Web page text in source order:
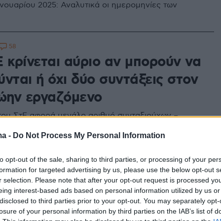
- Do Not Process My Personal Information
opt-out of the sale, sharing to third parties, or processing of your
for targeted advertising by us, please use the below opt-out
selection. Please note that after your opt-out request is processed
interest-based ads based on personal information utilized by us
to third parties prior to your opt-out. You may separately
of your personal information by third parties on the IAB’s list of
2025: Αναλυτικά οι ημερομηνίες των
κρίνεται αύριο αν μπορούν να
ή όχι δύο συντάξεις στον
εργαζόμενο
ΣτΕ αφορά μεγάλο αριθμό συνταξιούχων –
επειδή δικαιούνταν και σύνταξη για διαφορετική
58
η ΚΥΑ για τις συντάξεις
από την Αλβανία και τη
6